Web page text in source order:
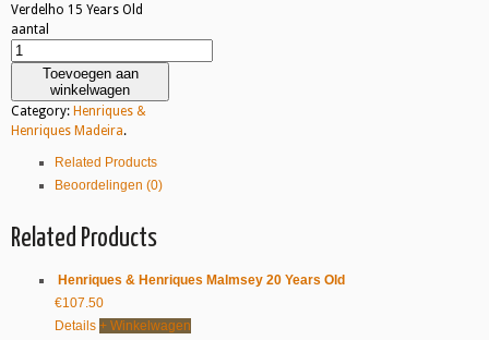
Verdelho 15 Years Old
aantal
Toevoegen aan
winkelwagen
Category: Henriques &
Henriques Madeira.
Related Products
Beoordelingen (0)
Related Products
Henriques & Henriques Malmsey 20 Years Old
€107.50
Details + Winkelwagen